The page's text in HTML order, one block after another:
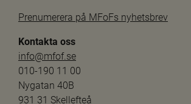
Prenumerera på MFoFs nyhetsbrev
Kontakta oss
info@mfof.se
010-190 11 00
Nygatan 40B
931 31 Skellefteå